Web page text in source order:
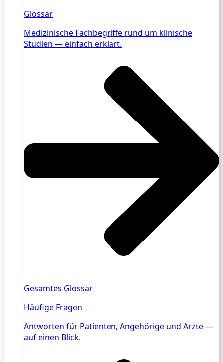
Glossar
Medizinische Fachbegriffe rund um klinische
Studien — einfach erklärt.
Gesamtes Glossar
Häufige Fragen
Antworten für Patienten, Angehörige und Ärzte —
auf einen Blick.